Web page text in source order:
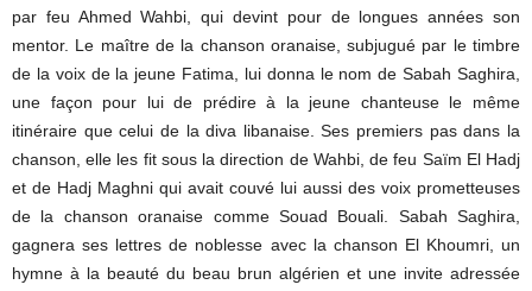
par feu Ahmed Wahbi, qui devint pour de longues années son
mentor. Le maître de la chanson oranaise, subjugué par le timbre
de la voix de la jeune Fatima, lui donna le nom de Sabah Saghira,
une façon pour lui de prédire à la jeune chanteuse le même
itinéraire que celui de la diva libanaise. Ses premiers pas dans la
chanson, elle les fit sous la direction de Wahbi, de feu Saïm El Hadj
et de Hadj Maghni qui avait couvé lui aussi des voix prometteuses
de la chanson oranaise comme Souad Bouali. Sabah Saghira,
gagnera ses lettres de noblesse avec la chanson El Khoumri, un
hymne à la beauté du beau brun algérien et une invite adressée